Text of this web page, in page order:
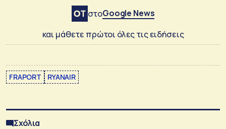
στοGoogle News
και μάθετε πρώτοι όλες τις ειδήσεις
FRAPORT RYANAIR
Σχόλια